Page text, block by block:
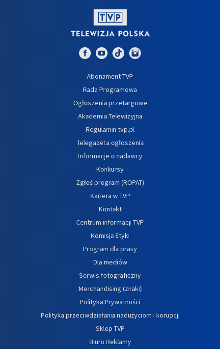
Abonament TVP
Rada Programowa
Ogłoszenia przetargowe
Akademia Telewizyjna
Regulamin tvp.pl
Telegazeta ogłoszenia
Informacje o nadawcy
Konkursy
Zgłoś program (ROPAT)
Kariera w TVP
Kontakt
Centrum informacji TVP
Komisja Etyki
Program dla prasy
Dla mediów
Serwis fotograficzny
Merchandising (znaki)
Polityka Prywatności
Polityka przeciwdziałania nadużyciom i korupcji
Sklep TVP
Biuro Reklamy